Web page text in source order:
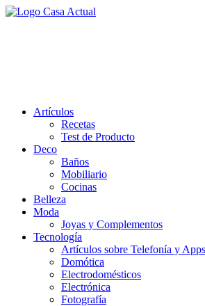
Saltar
Artículos
Recetas
Test de Producto
Deco
Baños
Mobiliario
Cocinas
Belleza
Moda
Joyas y Complementos
Tecnología
Artículos sobre Telefonía y Apps
Domótica
Electrodomésticos
Electrónica
Fotografía